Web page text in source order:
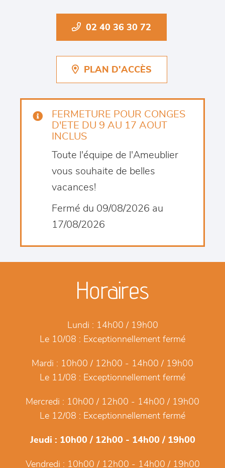
02 40 36 30 72
PLAN D'ACCÈS
FERMETURE POUR CONGES
D'ETE DU 9 AU 17 AOUT
INCLUS
Toute l'équipe de l'Ameublier
vous souhaite de belles
vacances!
Fermé du 09/08/2026 au
17/08/2026
Horaires
Lundi : 14h00 / 19h00
Le 10/08 : Exceptionnellement fermé
Mardi : 10h00 / 12h00 - 14h00 / 19h00
Le 11/08 : Exceptionnellement fermé
Mercredi : 10h00 / 12h00 - 14h00 / 19h00
Le 12/08 : Exceptionnellement fermé
Jeudi : 10h00 / 12h00 - 14h00 / 19h00
Vendredi : 10h00 / 12h00 - 14h00 / 19h00